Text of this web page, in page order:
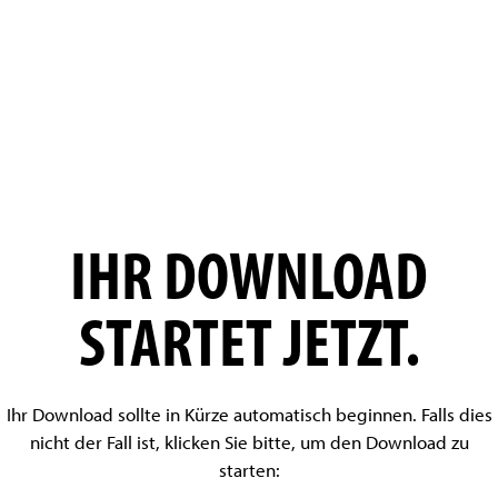
IHR DOWNLOAD
STARTET JETZT.
Ihr Download sollte in Kürze automatisch beginnen. Falls dies
nicht der Fall ist, klicken Sie bitte, um den Download zu
starten: